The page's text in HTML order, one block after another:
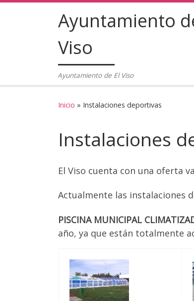
Saltar al contenidoAyuntamiento
Viso
Ayuntamiento de El Viso
Inicio » Instalaciones deportivas
Instalaciones
El Viso cuenta con una oferta
Actualmente las instalaciones
PISCINA MUNICIPAL
año, ya que están totalmente